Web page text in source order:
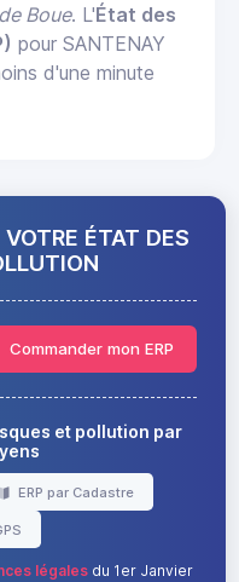
Boue. L'État des
pour SANTENAY
d'une minute
ÉTAT DES
Commander mon ERP
et pollution par
ERP par Cadastre
légalesdu 1er Janvier